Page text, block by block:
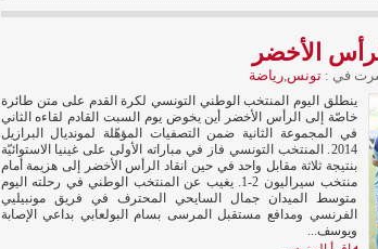
الأخضر
في :تونس,رياضة
ينطلق اليوم المنتخب الوطني التونسي لكرة القدم على متن طائرة
خاصّة إلى الرأس الأخضر أين يخوض يوم السبت القادم لقاءه الثاني
في المجموعة الثانية ضمن التصفيات المؤهّلة لمونديال البرازيل
2014. المنتخب التونسي فاز في مباراته الأولى على غينيا الاستوائيّة
بنتيجة ثلاثة مقابل واحد في حين انقاد الرأس الأخضر إلى هزيمة أمام
منتخب سيراليون 2-1. يغيب عن المنتخب الوطني في رحلته اليوم
متوسط الميدان جمال السايحي المحترف في فريق مونبيليي
الفرنسي ومدافع مستقبل المرسى بسام البولعابي بداعي الإصابة
ويوسف...